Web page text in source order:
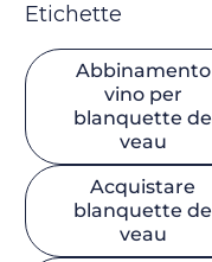
Etichette
Abbinamento
vino per
blanquette de
veau
Acquistare
blanquette de
veau